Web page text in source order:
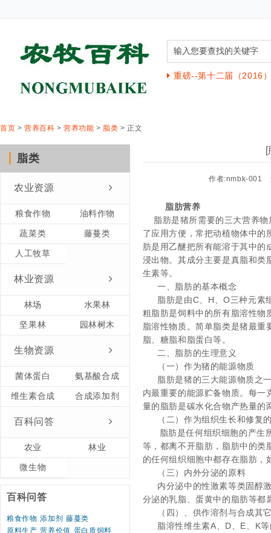
重磅--第十二届（2016
首页 >营养百科 >营养功能 > 脂类 > 正文
脂类
农业资源
粮食作物 油料作物
蔬菜类 藤蔓类
人工牧草
林业资源
林场 水果林
坚果林 园林树木
生物资源
菌体蛋白 氨基酸合成
维生素合成 合成添加剂
百科问答
农业 林业
微生物
百科问答
粮食作物 添加剂 藤蔓类
原料生产 营养价值 蛋白质饲料
作者:nmbk-001
脂肪营养
脂肪是猪所需要的三大营养
了应用方便，常把动植物体中
肪是用乙醚把所有能溶于其中
浸出物。其成分主要是真脂和类
生素等。
一、脂肪的基本概念
脂肪是由C H 、O三种元素
粗脂肪是饲料中的所有脂溶性物
脂溶性物质。简单脂类是猪最
脂、糖脂和脂蛋白等。
二、脂肪的生理意义
（一）作为猪的能源物质
脂肪是猪的三大能源物质之
内最重要的能源贮备物质。每一
量的脂肪是碳水化合物产热量的
（二）作为组织生长和修复
脂肪是任何组织细胞的产生
等，都离不开脂肪，脂肪中的类
的任何组织细胞中都存在脂肪
（三）内外分泌的原料
内分泌中的性激素等类固醇
分泌的乳脂、蛋黄中的脂肪等都
（四）、供作溶剂与合成其
脂溶性维生素A D E K